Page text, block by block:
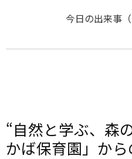
今日の出来事（
“自然と学ぶ、森
かば保育園」から